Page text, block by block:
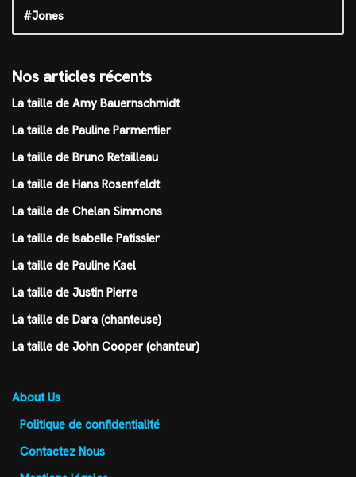
Nos articles récents
La taille de Amy Bauernschmidt
La taille de Pauline Parmentier
La taille de Bruno Retailleau
La taille de Hans Rosenfeldt
La taille de Chelan Simmons
La taille de Isabelle Patissier
La taille de Pauline Kael
La taille de Justin Pierre
La taille de Dara (chanteuse)
La taille de John Cooper (chanteur)
About Us
Politique de confidentialité
Contactez Nous